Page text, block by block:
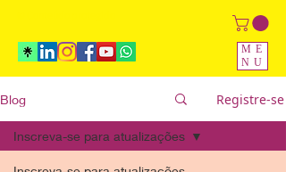
ME
NU
Blog Registre-se
Inscreva-se para atualizações